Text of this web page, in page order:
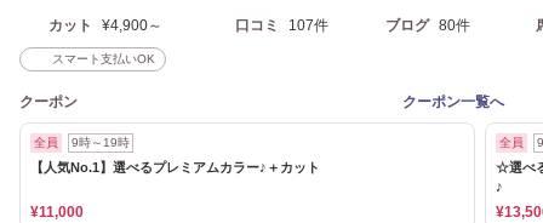
カット ¥4,900～ 口コミ 107件 ブログ 80件
スマート支払いOK
クーポン クーポン一覧へ
全員 9時～19時
【人気No.1】選べるプレミアムカラー♪＋カット
¥11,000
全員
☆選べ
♪